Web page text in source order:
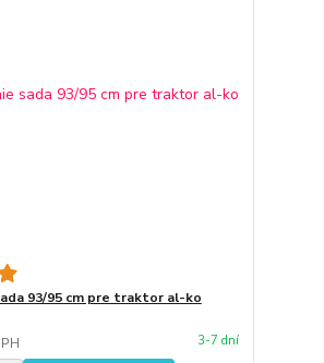
93/95 cm pre traktor al-ko
3-7 dní